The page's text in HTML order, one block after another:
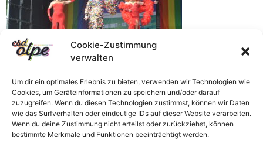
Cookie-Zustimmung
verwalten
Um dir ein optimales Erlebnis zu bieten, verwenden wir Technologien wie
Cookies, um Geräteinformationen zu speichern und/oder darauf
zuzugreifen. Wenn du diesen Technologien zustimmst, können wir Daten
wie das Surfverhalten oder eindeutige IDs auf dieser Website verarbeiten.
Wenn du deine Zustimmung nicht erteilst oder zurückziehst, können
bestimmte Merkmale und Funktionen beeinträchtigt werden.